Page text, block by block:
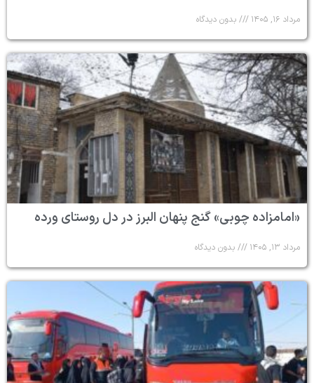
مرداد ۱۶, ۱۴۰۵ بدون دیدگاه
«امامزاده چوبی» گنج پنهان البرز در دل روستای ورده
مرداد ۱۳, ۱۴۰۵ بدون دیدگاه